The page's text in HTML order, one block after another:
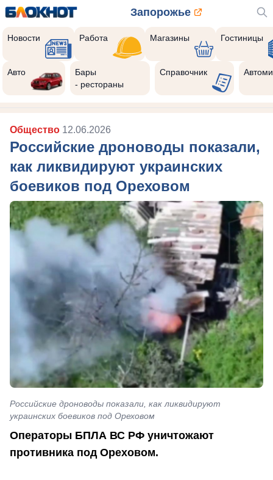
Запорожье
Новости Работа Магазины Гостиницы
Авто
Бары
- рестораны
Справочник
Общество 12.06.2026
Российские дроноводы показали,
как ликвидируют украинских
боевиков под Ореховом
Российские дроноводы показали, как ликвидируют
украинских боевиков под Ореховом
Операторы БПЛА ВС РФ уничтожают
противника под Ореховом.